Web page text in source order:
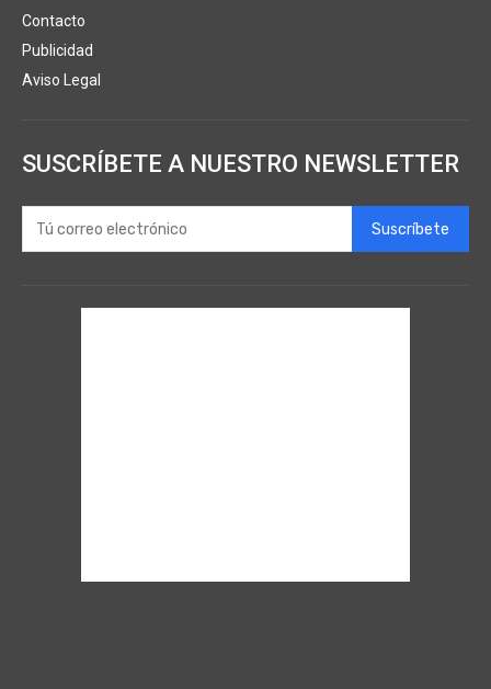
Contacto
Publicidad
Aviso Legal
SUSCRÍBETE A NUESTRO NEWSLETTER
Suscríbete